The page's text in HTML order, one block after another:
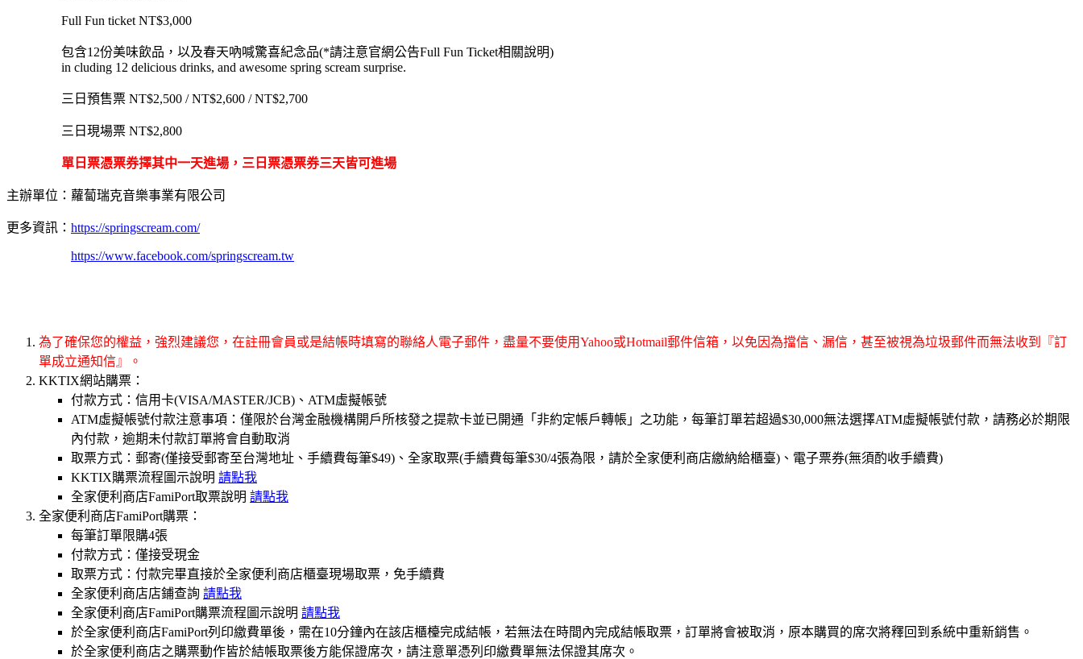
Full Fun ticket NT$3,000
包含12份美味飲品，以及春天吶喊驚喜紀念品(*請注意官網公告Full Fun Ticket相關說明)
in cluding 12 delicious drinks, and awesome spring scream surprise.
三日預售票 NT$2,500 / NT$2,600 / NT$2,700
三日現場票 NT$2,800
單日票憑票券擇其中一天進場，三日票憑票券三天皆可進場
主辦單位：蘿蔔瑞克音樂事業有限公司
更多資訊： https://springscream.com/
https://www.facebook.com/springscream.tw
為了確保您的權益，強烈建議您，在註冊會員或是結帳時填寫的聯絡人電子郵件，盡量不要使用Yahoo或Hotmail郵件信箱，以免因為擋信、漏信，甚至被視為垃圾郵件而無法收到『訂
單成立通知信』。
KKTIX網站購票：
付款方式：信用卡(VISA/MASTER/JCB)、ATM虛擬帳號
ATM虛擬帳號付款注意事項：僅限於台灣金融機構開戶所核發之提款卡並已開通「非約定帳戶轉帳」之功能，每筆訂單若超過$30,000無法選擇ATM虛擬帳號付款，請務必於期限
內付款，逾期未付款訂單將會自動取消
取票方式：郵寄(僅接受郵寄至台灣地址、手續費每筆$49)、全家取票(手續費每筆$30/4張為限，請於全家便利商店繳納給櫃臺)、電子票券(無須酌收手續費)
KKTIX購票流程圖示說明 請點我
全家便利商店FamiPort取票說明 請點我
全家便利商店FamiPort購票：
每筆訂單限購4張
付款方式：僅接受現金
取票方式：付款完畢直接於全家便利商店櫃臺現場取票，免手續費
全家便利商店店鋪查詢 請點我
全家便利商店FamiPort購票流程圖示說明 請點我
於全家便利商店FamiPort列印繳費單後，需在10分鐘內在該店櫃檯完成結帳，若無法在時間內完成結帳取票，訂單將會被取消，原本購買的席次將釋回到系統中重新銷售。
於全家便利商店之購票動作皆於結帳取票後方能保證席次，請注意單憑列印繳費單無法保證其席次。